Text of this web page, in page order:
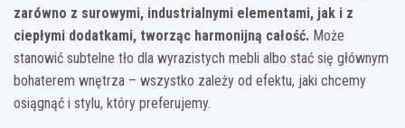
zarówno z surowymi, industrialnymi elementami, jak i z
ciepłymi dodatkami, tworząc harmonijną całość. Może
stanowić subtelne tło dla wyrazistych mebli albo stać się głównym
bohaterem wnętrza – wszystko zależy od efektu, jaki chcemy
osiągnąć i stylu, który preferujemy.